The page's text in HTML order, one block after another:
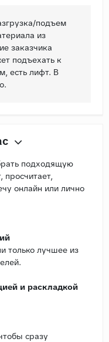
подъем
из
заказчика
подъехать к
есть лифт. В
подходящую
онлайн или лично
только лучшее из
и раскладкой
чтобы сразу